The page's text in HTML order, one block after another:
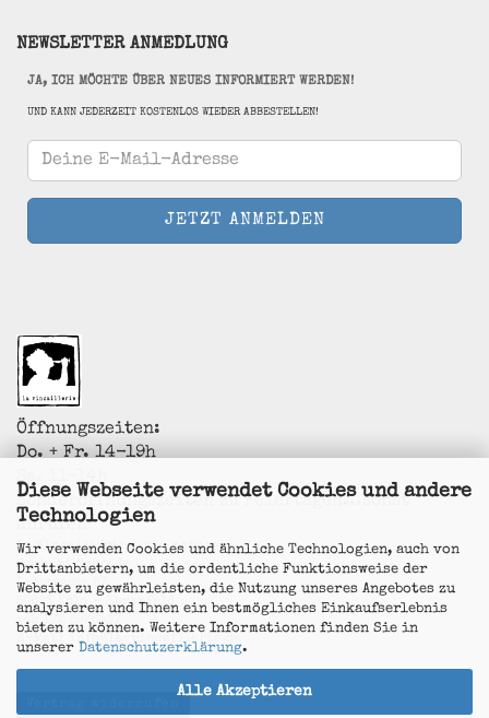
Diese Webseite verwendet Cookies und andere
Technologien
Wir verwenden Cookies und ähnliche Technologien, auch von
Drittanbietern, um die ordentliche Funktionsweise der
Website zu gewährleisten, die Nutzung unseres Angebotes zu
analysieren und Ihnen ein bestmögliches Einkaufserlebnis
bieten zu können. Weitere Informationen finden Sie in
unserer Datenschutzerklärung.
Alle Akzeptieren
NEWSLETTER ANMEDLUNG
JA, ICH MÖCHTE ÜBER NEUES INFORMIERT WERDEN!
UND KANN JEDERZEIT KOSTENLOS WIEDER ABBESTELLEN!
Öffnungszeiten:
Do. + Fr. 14-19h
Sa. 11-14h
Sonderöffnungszeiten zu Feiertagen...sonst
anrufen!
La Vincaillerie - vin naturel
Surk-ki Schrade
Leostrasse 57
50823 Köln - Ehrenfeld
+49 172 5926537
info@la-vincaillerie.de